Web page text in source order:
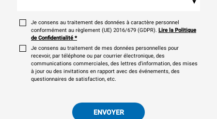
Je consens au traitement des données à caractère personnel
conformément au règlement (UE) 2016/679 (GDPR). Lire la Politique
de Confidentialité *
Je consens au traitement de mes données personnelles pour
recevoir, par téléphone ou par courrier électronique, des
communications commerciales, des lettres d'information, des mises
à jour ou des invitations en rapport avec des événements, des
questionnaires de satisfaction, etc.
ENVOYER